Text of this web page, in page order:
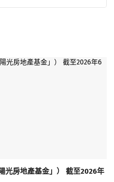
光房地產基金」） 截至2026年